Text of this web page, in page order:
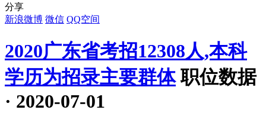
分享
新浪微博 微信 QQ空间
2020广东省考招12308人,本科
学历为招录主要群体 职位数据
· 2020-07-01